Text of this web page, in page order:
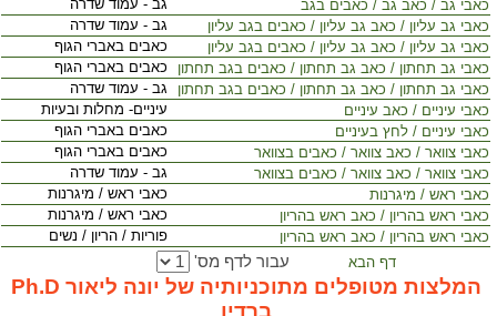
גב - עמוד שדרה
כאבי גב / כאב גב / כאבים בגב
גב - עמוד שדרה
כאבי גב עליון / כאב גב עליון / כאבים בגב עליון
כאבים באברי הגוף
כאבי גב עליון / כאב גב עליון / כאבים בגב עליון
כאבים באברי הגוף
כאבי גב תחתון / כאב גב תחתון / כאבים בגב תחתון
גב - עמוד שדרה
כאבי גב תחתון / כאב גב תחתון / כאבים בגב תחתון
עיניים- מחלות ובעיות
כאבי עיניים / כאב עיניים
כאבים באברי הגוף
כאבי עיניים / לחץ בעיניים
כאבים באברי הגוף
כאבי צוואר / כאב צוואר / כאבים בצוואר
גב - עמוד שדרה
כאבי צוואר / כאב צוואר / כאבים בצוואר
כאבי ראש / מיגרנות
כאבי ראש / מיגרנות
כאבי ראש / מיגרנות
כאבי ראש בהריון / כאב ראש בהריון
פוריות / הריון / נשים
כאבי ראש בהריון / כאב ראש בהריון
דף הבא
עבור לדף מס'
המלצות מטופלים מתוכניותיה של יונה ליאור Ph.D
ברדיו